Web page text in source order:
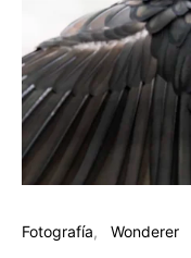
Fotografía Wonderer